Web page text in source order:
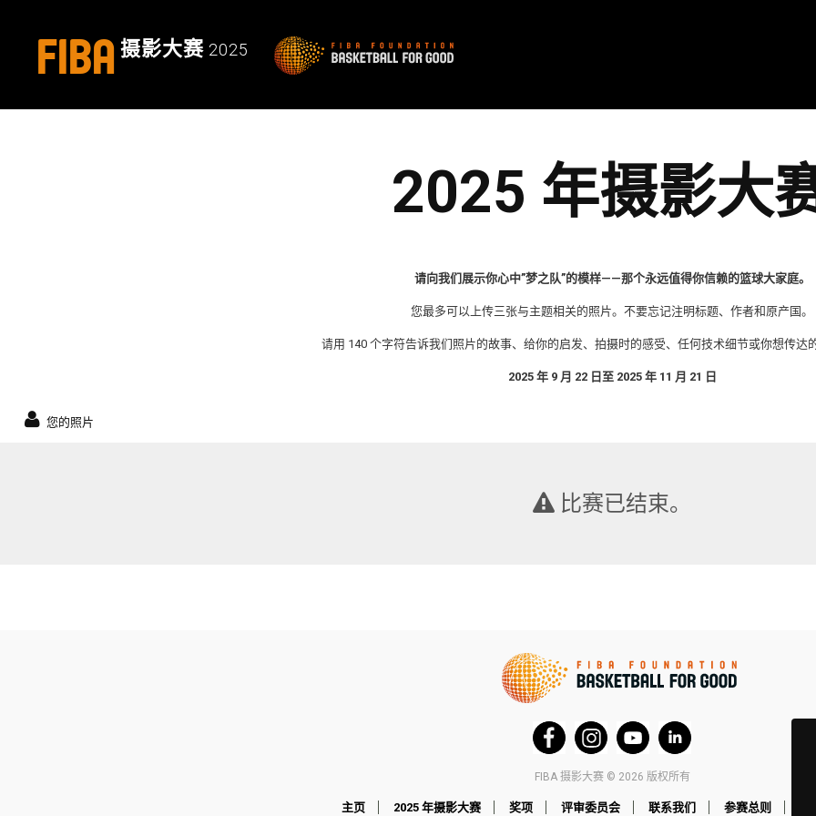
FIBA 摄影大赛 2025
2025 年摄影大
请向我们展示你心中”梦之队”的模样——那个永远值得你信赖的篮球大家庭。
您最多可以上传三张与主题相关的照片。不要忘记注明标题、作者和原产国。
请用 140 个字符告诉我们照片的故事、给你的启发、拍摄时的感受、任何技术细节或你想传达
2025 年 9 月 22 日至 2025 年 11 月 21 日
您的照片
比赛已结束。
FIBA 摄影大赛 © 2026 版权所有
主页 2025 年摄影大赛 奖项 评审委员会 联系我们 参赛总则